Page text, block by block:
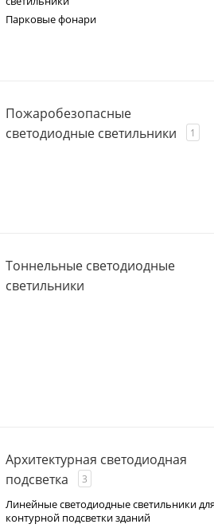
Парковые фонари
Пожаробезопасные
светодиодные светильники
1
Тоннельные светодиодные
светильники
Архитектурная светодиодная
подсветка
3
Линейные светодиодные светильники
контурной подсветки зданий